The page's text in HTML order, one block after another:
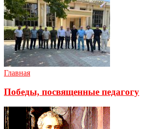
Главная
Победы, посвященные педагогу